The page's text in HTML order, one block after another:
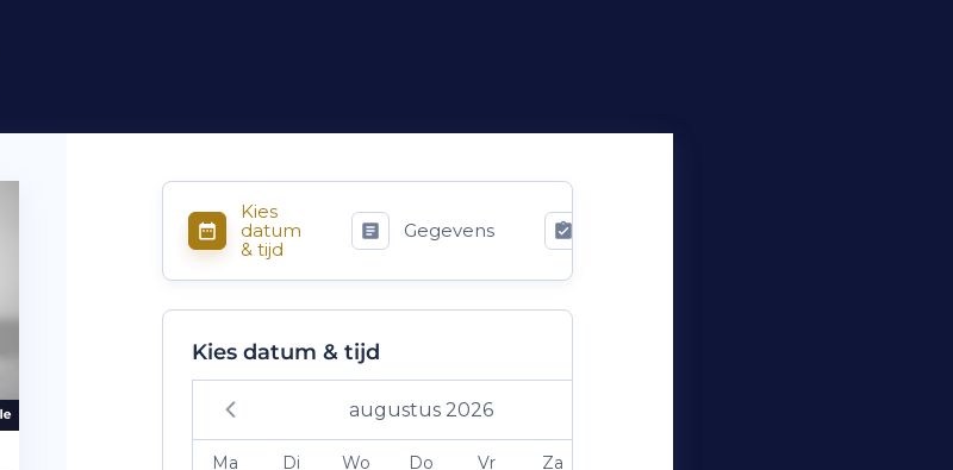
Kies
datum
& tijd
Gegevens
Kies datum & tijd
augustus 2026
Ma Di Wo Do Vr Za